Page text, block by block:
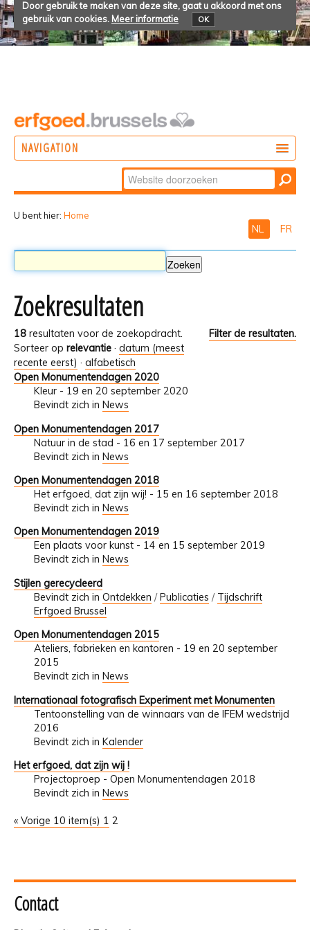
Door gebruik te maken van deze site, gaat u akkoord met ons
gebruik van cookies. Meer informatie OK
NAVIGATION
Zoek
Geavanceerd
U bent hier: Home
NL FR
Zoekresultaten
18 resultaten voor de zoekopdracht.
Filter de resultaten.
Sorteer op relevantie · datum (meest
recente eerst) · alfabetisch
Open Monumentendagen 2020
Kleur - 19 en 20 september 2020
Bevindt zich in News
Open Monumentendagen 2017
Natuur in de stad - 16 en 17 september 2017
Bevindt zich in News
Open Monumentendagen 2018
Het erfgoed, dat zijn wij! - 15 en 16 september 2018
Bevindt zich in News
Open Monumentendagen 2019
Een plaats voor kunst - 14 en 15 september 2019
Bevindt zich in News
Stijlen gerecycleerd
Bevindt zich in Ontdekken /Publicaties / Tijdschrift
Erfgoed Brussel
Open Monumentendagen 2015
Ateliers, fabrieken en kantoren - 19 en 20 september
2015
Bevindt zich in News
Internationaal fotografisch Experiment met Monumenten
Tentoonstelling van de winnaars van de IFEM wedstrijd
2016
Bevindt zich in Kalender
Het erfgoed, dat zijn wij !
Projectoproep - Open Monumentendagen 2018
Bevindt zich in News
« Vorige 10 item(s) 1 2
Contact